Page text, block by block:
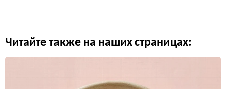
Читайте также на наших страницах: